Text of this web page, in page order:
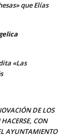
que Elías
«Las
DE LOS
CON
AYUNTAMIENTO